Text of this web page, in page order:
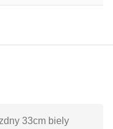
33cm biely